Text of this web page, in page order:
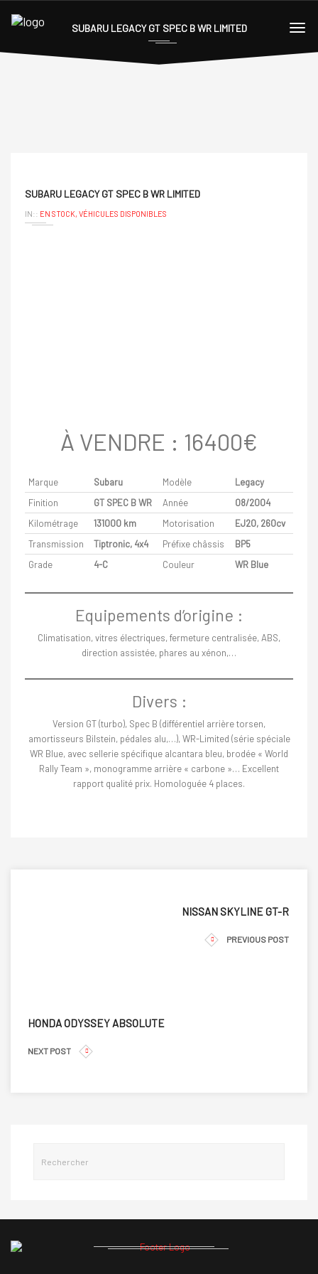
SUBARU LEGACY GT SPEC B WR LIMITED
SUBARU LEGACY GT SPEC B WR LIMITED
IN:: EN STOCK, VÉHICULES DISPONIBLES
À VENDRE : 16400€
Marque Subaru Modèle
Legacy
Finition
GT SPEC B WR Année
08/2004
Kilométrage
131000 km Motorisation
EJ20, 260cv
Transmission
Tiptronic, 4x4 Préfixe châssis
BP5
Grade
4-C Couleur WR Blue
Equipements d’origine :
Climatisation, vitres électriques, fermeture centralisée, ABS,
direction assistée, phares au xénon,…
Divers :
Version GT (turbo), Spec B (différentiel arrière torsen,
amortisseurs Bilstein, pédales alu,…), WR-Limited (série spéciale
WR Blue, avec sellerie spécifique alcantara bleu, brodée « World
Rally Team », monogramme arrière « carbone »… Excellent
rapport qualité prix. Homologuée 4 places.
NISSAN SKYLINE GT-R
PREVIOUS POST
HONDA ODYSSEY ABSOLUTE
NEXT POST